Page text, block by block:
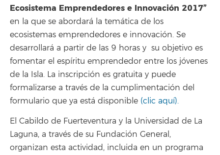
Ecosistema Emprendedores e Innovación 2017”
en la que se abordará la temática de los
ecosistemas emprendedores e innovación. Se
desarrollará a partir de las 9 horas y su objetivo es
fomentar el espíritu emprendedor entre los jóvenes
de la Isla. La inscripción es gratuita y puede
formalizarse a través de la cumplimentación del
formulario que ya está disponible (clic aquí).
El Cabildo de Fuerteventura y la Universidad de La
Laguna, a través de su Fundación General,
organizan esta actividad, incluida en un programa